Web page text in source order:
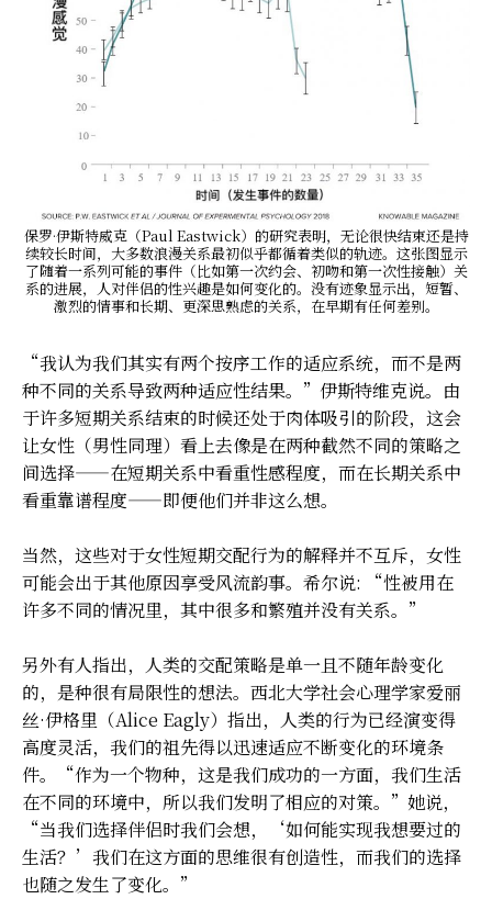
保罗·伊斯特威克（Paul Eastwick）的研究表明，无论很快结束还是持
续较长时间，大多数浪漫关系最初似乎都循着类似的轨迹。这张图显示
了随着一系列可能的事件（比如第一次约会、初吻和第一次性接触）关
系的进展，人对伴侣的性兴趣是如何变化的。没有迹象显示出，短暂、
激烈的情事和长期、更深思熟虑的关系，在早期有任何差别。
“我认为我们其实有两个按序工作的适应系统，而不是两
种不同的关系导致两种适应性结果。”伊斯特维克说。由
于许多短期关系结束的时候还处于肉体吸引的阶段，这会
让女性（男性同理）看上去像是在两种截然不同的策略之
间选择——在短期关系中看重性感程度，而在长期关系中
看重靠谱程度——即便他们并非这么想。
当然，这些对于女性短期交配行为的解释并不互斥，女性
可能会出于其他原因享受风流韵事。希尔说: “性被用在
许多不同的情况里，其中很多和繁殖并没有关系。”
另外有人指出，人类的交配策略是单一且不随年龄变化
的，是种很有局限性的想法。西北大学社会心理学家爱丽
丝·伊格里（Alice Eagly）指出，人类的行为已经演变得
高度灵活，我们的祖先得以迅速适应不断变化的环境条
件。“作为一个物种，这是我们成功的一方面，我们生活
在不同的环境中，所以我们发明了相应的对策。”她说，
“当我们选择伴侣时我们会想，‘如何能实现我想要过的
生活？’我们在这方面的思维很有创造性，而我们的选择
也随之发生了变化。”